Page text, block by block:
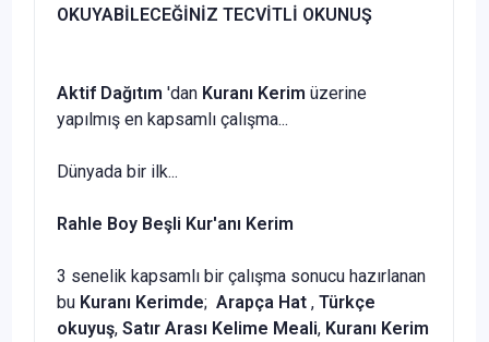
OKUYABİLECEĞİNİZ TECVİTLİ OKUNUŞ
Aktif Dağıtım 'dan Kuranı Kerim üzerine
yapılmış en kapsamlı çalışma...
Dünyada bir ilk...
Rahle Boy Beşli Kur'anı Kerim
3 senelik kapsamlı bir çalışma sonucu hazırlanan
bu Kuranı Kerimde; Arapça Hat , Türkçe
okuyuş, Satır Arası Kelime Meali, Kuranı Kerim